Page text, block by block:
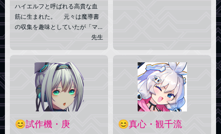
ハイエルフと呼ばれる高貴な血
筋に生まれた。 元々は魔導書
の収集を趣味としていたが「マ
ンガ」という人間文化にどっぷ
る始末。さらに店の奥には「個
人的な収集部屋」も存在してい
る模様。 意外とおっちょこち
ょいな面もあり、古代語の解読
を失敗してしまいトラブルに巻
き込まれることもチラホラ。悠
久の時を生きているが恋愛経験
先生
ない。彼はまだ自分を普通の啓
示録だと思っているようだ。
😊試作機・庚 😊真心・観千流